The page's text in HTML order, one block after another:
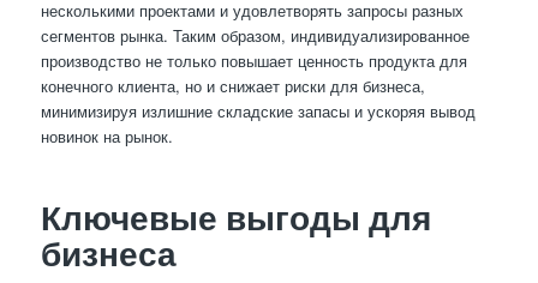
несколькими проектами и удовлетворять запросы разных
сегментов рынка. Таким образом, индивидуализированное
производство не только повышает ценность продукта для
конечного клиента, но и снижает риски для бизнеса,
минимизируя излишние складские запасы и ускоряя вывод
новинок на рынок.
Ключевые выгоды для
бизнеса